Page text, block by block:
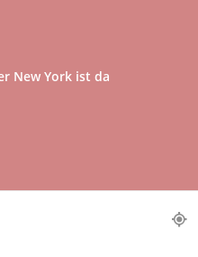
New York ist da